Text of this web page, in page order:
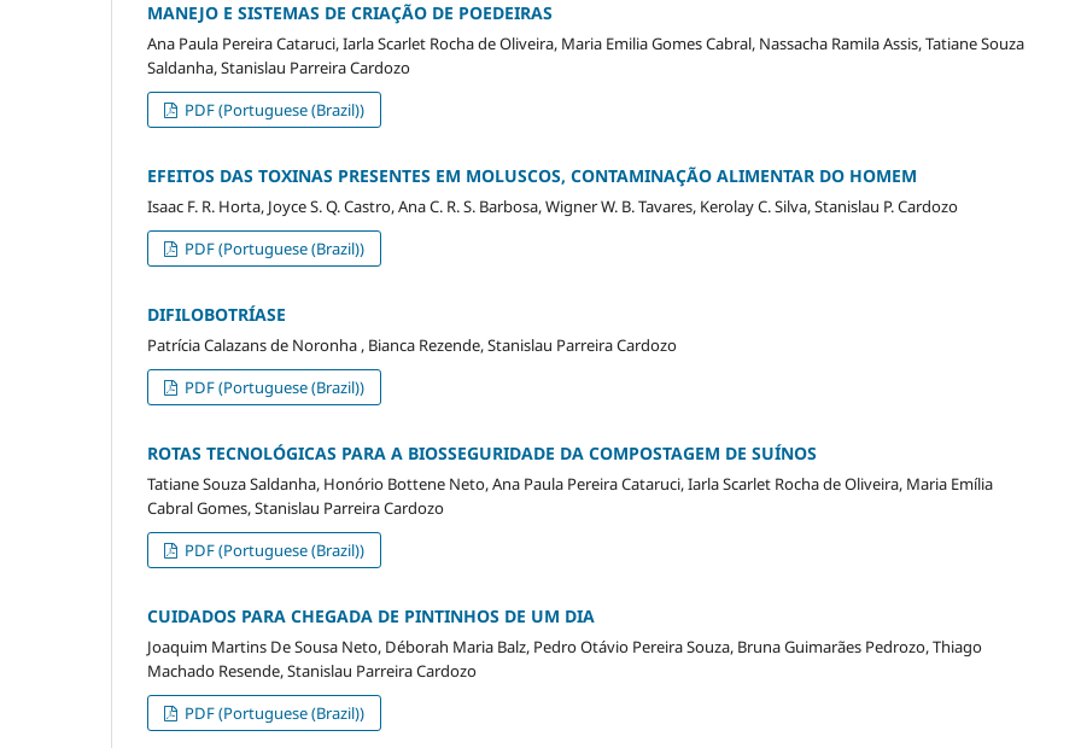
MANEJO E SISTEMAS DE CRIAÇÃO DE POEDEIRAS
Ana Paula Pereira Cataruci, Iarla Scarlet Rocha de Oliveira, Maria Emilia Gomes Cabral, Nassacha Ramila Assis, Tatiane Souza
Saldanha, Stanislau Parreira Cardozo
PDF (Portuguese (Brazil))
EFEITOS DAS TOXINAS PRESENTES EM MOLUSCOS, CONTAMINAÇÃO ALIMENTAR DO HOMEM
Isaac F. R. Horta, Joyce S. Q. Castro, Ana C. R. S. Barbosa, Wigner W. B. Tavares, Kerolay C. Silva, Stanislau P. Cardozo
PDF (Portuguese (Brazil))
DIFILOBOTRÍASE
Patrícia Calazans de Noronha , Bianca Rezende, Stanislau Parreira Cardozo
PDF (Portuguese (Brazil))
ROTAS TECNOLÓGICAS PARA A BIOSSEGURIDADE DA COMPOSTAGEM DE SUÍNOS
Tatiane Souza Saldanha, Honório Bottene Neto, Ana Paula Pereira Cataruci, Iarla Scarlet Rocha de Oliveira, Maria Emília
Cabral Gomes, Stanislau Parreira Cardozo
PDF (Portuguese (Brazil))
CUIDADOS PARA CHEGADA DE PINTINHOS DE UM DIA
Joaquim Martins De Sousa Neto, Déborah Maria Balz, Pedro Otávio Pereira Souza, Bruna Guimarães Pedrozo, Thiago
Machado Resende, Stanislau Parreira Cardozo
PDF (Portuguese (Brazil))